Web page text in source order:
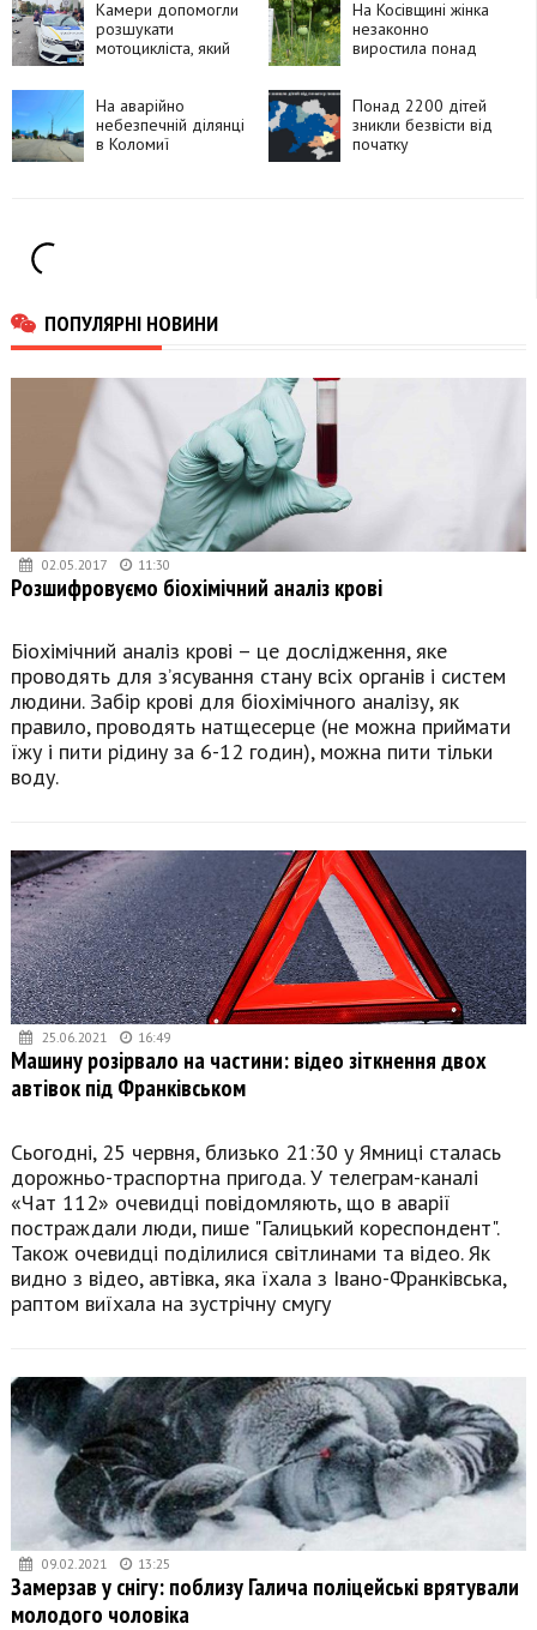
Камери допомогли
розшукати
мотоцикліста, який
На Косівщині жінка
незаконно
виростила понад
На аварійно
небезпечній ділянці
в Коломиї
Понад 2200 дітей
зникли безвісти від
початку
ПОПУЛЯРНІ НОВИНИ
02.05.2017 11:30
Розшифровуємо біохімічний аналіз крові
Біохімічний аналіз крові – це дослідження, яке
проводять для з’ясування стану всіх органів і систем
людини. Забір крові для біохімічного аналізу, як
правило, проводять натщесерце (не можна приймати
їжу і пити рідину за 6-12 годин), можна пити тільки
воду.
25.06.2021 16:49
Машину розірвало на частини: відео зіткнення двох
автівок під Франківськом
Сьогодні, 25 червня, близько 21:30 у Ямниці сталась
дорожньо-траспортна пригода. У телеграм-каналі
«Чат 112» очевидці повідомляють, що в аварії
постраждали люди, пише "Галицький кореспондент".
Також очевидці поділилися світлинами та відео. Як
видно з відео, автівка, яка їхала з Івано-Франківська,
раптом виїхала на зустрічну смугу
09.02.2021 13:25
Замерзав у снігу: поблизу Галича поліцейські врятували
молодого чоловіка